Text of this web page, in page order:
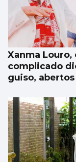
Xanma Louro,
complicado
guiso, abertos